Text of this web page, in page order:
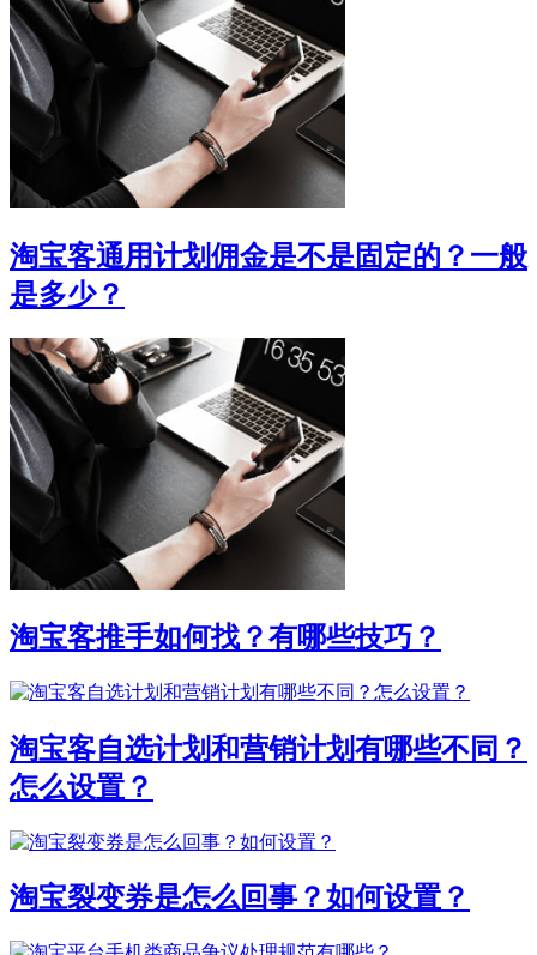
淘宝客通用计划佣金是不是固定的？一般
是多少？
淘宝客推手如何找？有哪些技巧？
淘宝客自选计划和营销计划有哪些不同？
怎么设置？
淘宝裂变券是怎么回事？如何设置？